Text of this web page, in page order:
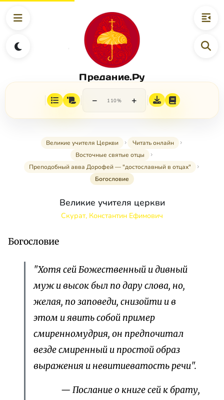
Предание.Ру
− 110% +
Великие учителя Церкви
Читать онлайн
Восточные святые отцы
Преподобный авва Дорофей — "достославный в отцах"
Богословие
Великие учителя церкви
Скурат, Константин Ефимович
Богословие
"Хотя сей Божественный и дивный
муж и высок был по дару слова, но,
желая, по заповеди, снизойти и в
этом и явить собой пример
смиренномудрия, он предпочитал
везде смиренный и простой образ
выражения и невитиеватость речи".
— Послание о книге сей к брату,